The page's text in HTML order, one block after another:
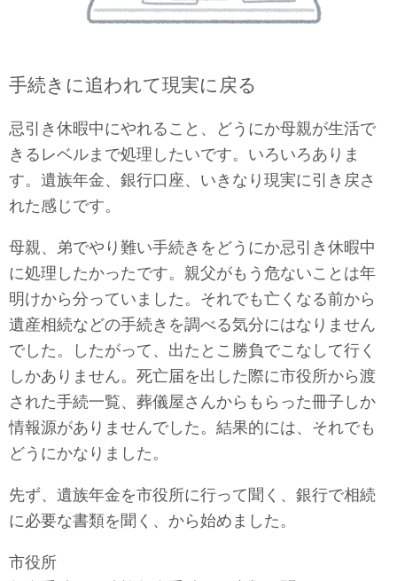
手続きに追われて現実に戻る
忌引き休暇中にやれること、どうにか母親が生活で
きるレベルまで処理したいです。いろいろありま
す。遺族年金、銀行口座、いきなり現実に引き戻さ
れた感じです。
母親、弟でやり難い手続きをどうにか忌引き休暇中
に処理したかったです。親父がもう危ないことは年
明けから分っていました。それでも亡くなる前から
遺産相続などの手続きを調べる気分にはなりません
でした。したがって、出たとこ勝負でこなして行く
しかありません。死亡届を出した際に市役所から渡
された手続一覧、葬儀屋さんからもらった冊子しか
情報源がありませんでした。結果的には、それでも
どうにかなりました。
先ず、遺族年金を市役所に行って聞く、銀行で相続
に必要な書類を聞く、から始めました。
市役所